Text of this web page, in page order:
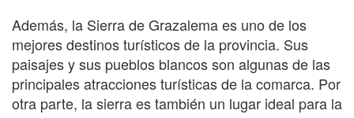
Además, la Sierra de Grazalema es uno de los
mejores destinos turísticos de la provincia. Sus
paisajes y sus pueblos blancos son algunas de las
principales atracciones turísticas de la comarca. Por
otra parte, la sierra es también un lugar ideal para la